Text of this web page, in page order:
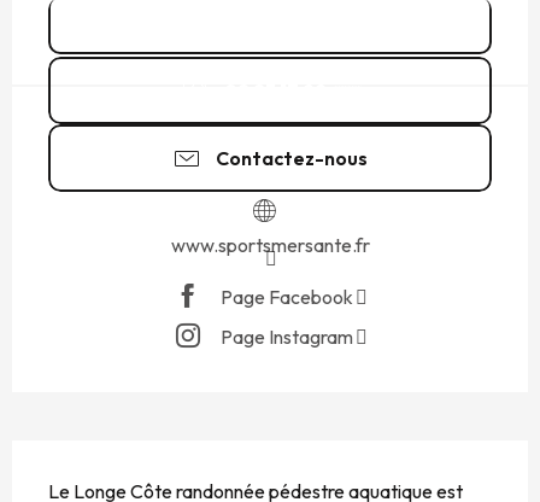
Contactez-nous
www.sportsmersante.fr
Page Facebook
Page Instagram
Le Longe Côte randonnée pédestre aquatique est